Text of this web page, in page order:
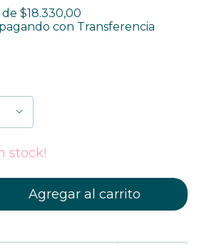
de $18.330,00
pagando con Transferencia
stock!